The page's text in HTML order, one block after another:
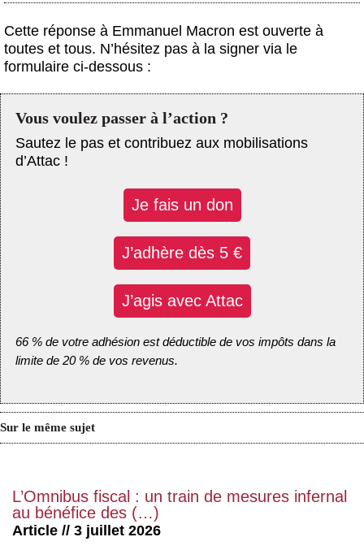
Cette réponse à Emmanuel Macron est ouverte à
toutes et tous. N’hésitez pas à la signer via le
formulaire ci-dessous :
Vous voulez passer à l’action ?
Sautez le pas et contribuez aux mobilisations
d’Attac !
Je fais un don
J’adhère dès 5 €
J’agis avec Attac
66 % de votre adhésion est déductible de vos impôts dans la
limite de 20 % de vos revenus.
Sur le même sujet
L’Omnibus fiscal : un train de mesures infernal
au bénéfice des (…)
Article // 3 juillet 2026